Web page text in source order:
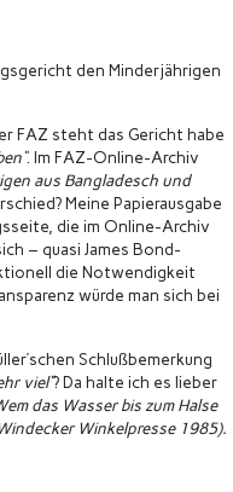
den Minderjährigen
FAZ steht das Gericht habe
. Im FAZ-Online-Archiv
aus Bangladesch und
Meine Papierausgabe
die im Online-Archiv
– quasi James Bond-
die Notwendigkeit
würde man sich bei
Schlußbemerkung
viel“? Da halte ich es lieber
das Wasser bis zum Halse
Winkelpresse 1985).